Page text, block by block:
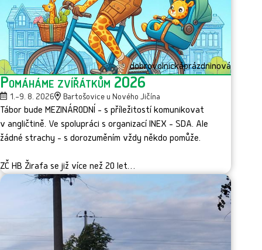
dobrovolnickáprázdninová
Pomáháme zvířátkům 2026
1.–9. 8. 2026 Bartošovice u Nového Jičína
Tábor bude MEZINÁRODNÍ - s příležitostí komunikovat
v angličtině. Ve spolupráci s organizací INEX - SDA. Ale
žádné strachy - s dorozuměním vždy někdo pomůže.
ZČ HB Žirafa se již více než 20 let…